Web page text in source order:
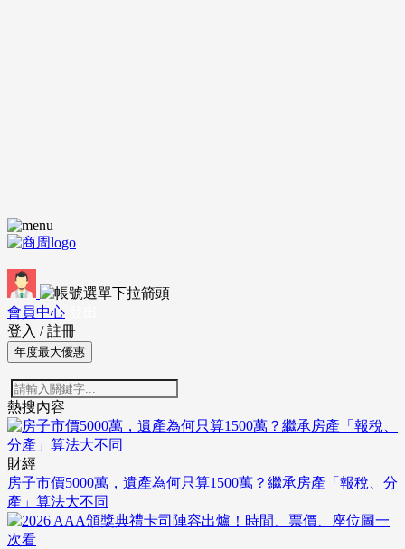
會員中心
登入 / 註冊
年度最大優惠
熱搜內容
財經
房子市價5000萬，遺產為何只算1500萬？繼承房產「報稅、分
產」算法大不同